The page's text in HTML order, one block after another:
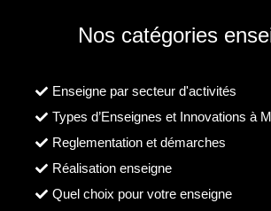
Nos catégories
Enseigne par secteur d'activités
Types d’Enseignes et Innovations à
Reglementation et démarches
Réalisation enseigne
Quel choix pour votre enseigne